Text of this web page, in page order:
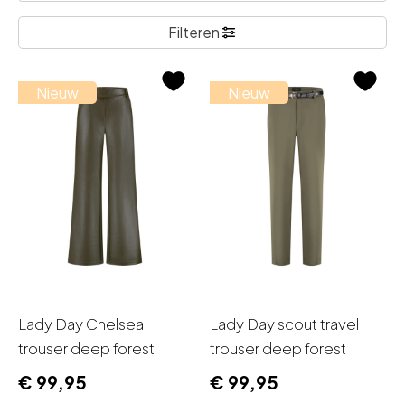
Filteren
Nieuw
Lady Day Chelsea
trouser deep forest
€ 99,95
Nieuw
Lady Day scout travel
trouser deep forest
€ 99,95